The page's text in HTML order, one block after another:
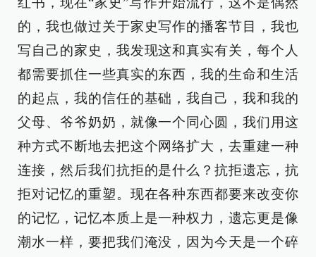
的，我也做过关于家史写作的播客节目，我也
写自己的家史，我发现这和真实有关，每个人
都需要抓住一些真实的东西，我的生命和生活
的起点，我的信任的基础，我自己，我和我的
父母、爷爷奶奶，就像一个同心圆，我们用这
种方式不断地去把这个网络扩大，去重建一种
连接，然后我们抗拒的是什么？抗拒遗忘，抗
拒对记忆的重塑。现在各种东西都要来改变你
的记忆，记忆本质上是一种权力，遗忘更是像
潮水一样，要把我们淹没，因为今天是一个碎